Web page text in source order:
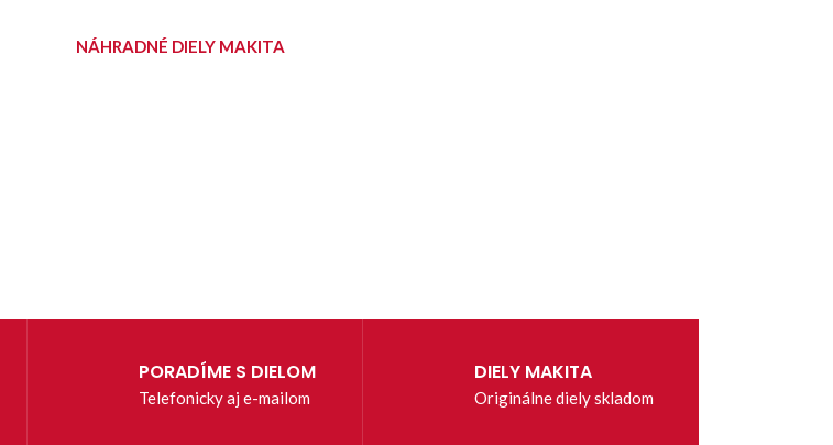
NÁHRADNÉ DIELY MAKITA
PORADÍME S DIELOM
Telefonicky aj e-mailom
DIELY MAKITA
Originálne diely skladom